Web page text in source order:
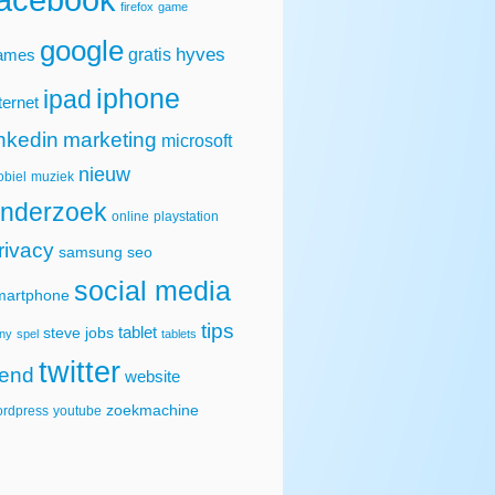
firefox game
google gratis hyves
ipad iphone
marketing microsoft
muziek nieuw
online playstation
samsung seo
social media
spel steve jobs tablet tablets tips
twitter website
youtube zoekmachine